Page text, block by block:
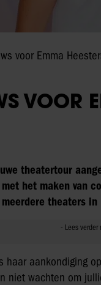
voor Emma
VOOR
theatertour
het maken van
theaters in
haar aankondiging
niet wachten om